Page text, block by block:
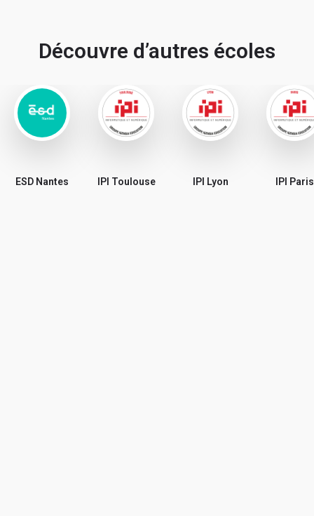
En soumettant mon avis, j'accepte lesconditions
générales d'utilisation.
Découvre d’autres écoles
ESD Nantes IPI Toulouse IPI Lyon IPI Paris